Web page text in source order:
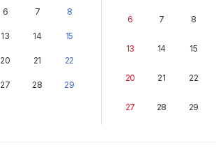
6 7 8
13 14 15
20 21 22
27 28 29
6 7 8
13 14 15
20 21 22
27 28 29